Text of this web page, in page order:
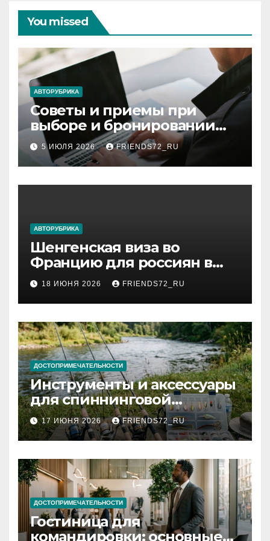
You missed
АВТОРУБРИКА
Советы и приемы при
выборе и бронировании
авиабилетов
5 ИЮЛЯ 2026 FRIENDS72_RU
АВТОРУБРИКА
Шенгенская виза во
Францию для россиян в
2026 году: сроки от 3 дней
и список необходимых
документов
18 ИЮНЯ 2026 FRIENDS72_RU
ДОСТОПРИМЕЧАТЕЛЬНОСТИ
Инструменты и аксессуары
для спиннинговой
рыбалки: назначение и
типы
17 ИЮНЯ 2026 FRIENDS72_RU
ДОСТОПРИМЕЧАТЕЛЬНОСТИ
Гостиница для
командировки: основные